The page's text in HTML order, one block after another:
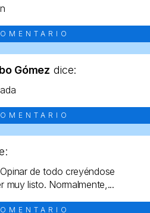
Gómez dice:
de todo creyéndose
muy listo. Normalmente,...